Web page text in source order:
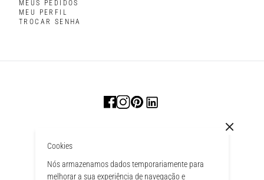
Cookies
Nós armazenamos dados temporariamente para
melhorar a sua experiência de navegação e
MEUS PEDIDOS
MEU PERFIL
TROCAR SENHA